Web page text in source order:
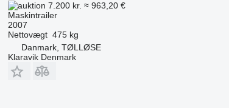
7.200 kr. ≈ 963,20 €
Maskintrailer
2007
Nettovægt 475 kg
Danmark, TØLLØSE
Klaravik Denmark